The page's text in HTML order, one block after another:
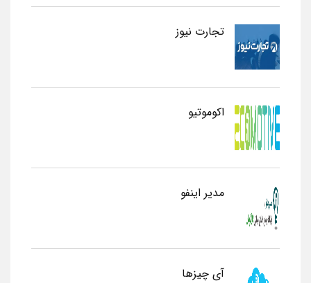
تجارت نیوز
اکوموتیو
مدیر اینفو
آی چیزها